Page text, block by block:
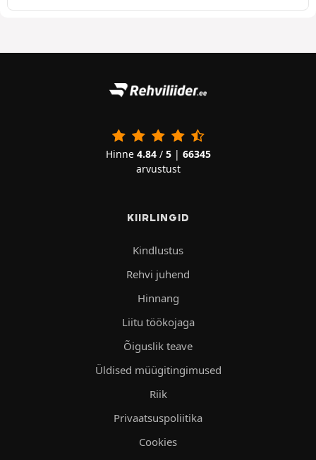
Hinne 4.84/ 5| 66345
arvustust
KIIRLINGID
Kindlustus
Rehvi juhend
Hinnang
Liitu töökojaga
Õiguslik teave
Üldised müügitingimused
Riik
Privaatsuspoliitika
Cookies